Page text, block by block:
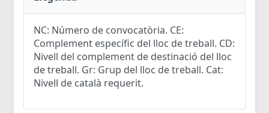
NC: Número de convocatòria. CE:
Complement específic del lloc de treball. CD:
Nivell del complement de destinació del lloc
de treball. Gr: Grup del lloc de treball. Cat:
Nivell de català requerit.